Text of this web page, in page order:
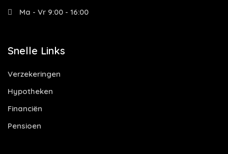
Ma - Vr 9:00 - 16:00
Snelle Links
Verzekeringen
Hypotheken
Financiën
Pensioen